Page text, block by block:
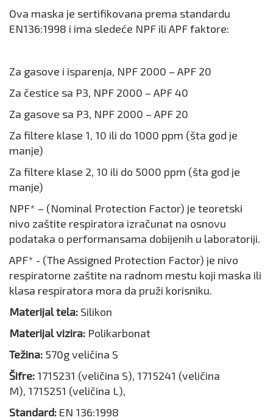
Ova maska je sertifikovana prema standardu
EN136:1998 i ima sledeće NPF ili APF faktore:
Za gasove i isparenja, NPF 2000 – APF 20
Za čestice sa P3, NPF 2000 – APF 40
Za gasove sa P3, NPF 2000 – APF 20
Za filtere klase 1, 10 ili do 1000 ppm (šta god je
manje)
Za filtere klase 2, 10 ili do 5000 ppm (šta god je
manje)
NPF* – (Nominal Protection Factor) je teoretski
nivo zaštite respiratora izračunat na osnovu
podataka o performansama dobijenih u laboratoriji.
APF* - (The Assigned Protection Factor) je nivo
respiratorne zaštite na radnom mestu koji maska ili
klasa respiratora mora da pruži korisniku.
Materijal tela: Silikon
Materijal vizira: Polikarbonat
Težina: 570g veličina S
Šifre: 1715231 (veličina S), 1715241 (veličina
M), 1715251 (veličina L),
Standard: EN 136:1998